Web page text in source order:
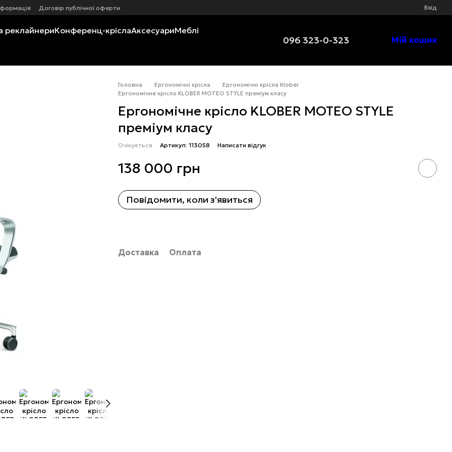
Договір публічної оферти Вхід
реклайнериКонференц-кріслаАксесуариМеблі
096 323-0-323 Мій кошик
Головна Ергономічні крісла
Ергономічні крісла Klober
Ергономічне крісло KLOBER MOTEO STYLE преміум класу
Ергономічне крісло KLOBER MOTEO STYLE
преміум класу
Очікується Артикул: 113058 Написати відгук
138 000 грн
Повідомити, коли з'явиться
Доставка Оплата